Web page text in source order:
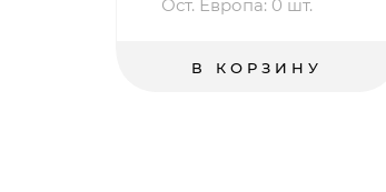
Ост. Европа: 0 шт.
В КОРЗИНУ